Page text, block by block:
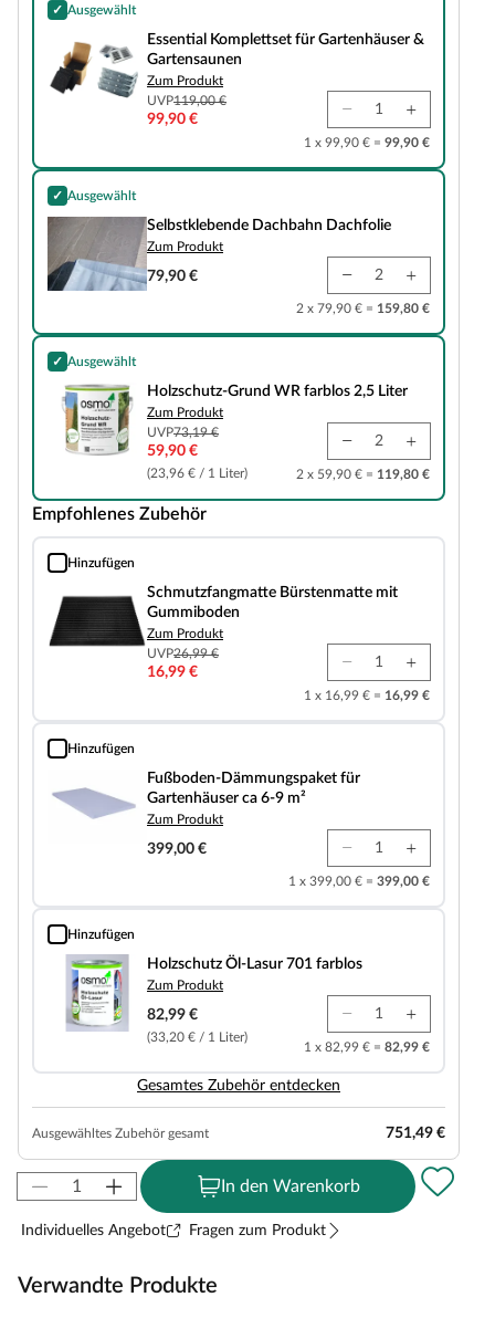
✓ Ausgewählt
Essential Komplettset für Gartenhäuser & Gartensaunen
Essential Komplettset für Gartenhäuser &
Gartensaunen
Zum Produkt
UVP119,00 €
99,90 €
1 x 99,90 € = 99,90 €
✓ Ausgewählt
Selbstklebende Dachbahn Dachfolie
Selbstklebende Dachbahn Dachfolie
Zum Produkt
79,90 €
2 x 79,90 € = 159,80 €
✓ Ausgewählt
Holzschutz-Grund WR farblos 2,5 Liter
Holzschutz-Grund WR farblos 2,5 Liter
Zum Produkt
UVP73,19 €
59,90 €
(23,96 € / 1 Liter) 2 x 59,90 € = 119,80 €
Empfohlenes Zubehör
Hinzufügen
Schmutzfangmatte Bürstenmatte mit Gummiboden
Schmutzfangmatte Bürstenmatte mit
Gummiboden
Zum Produkt
UVP26,99 €
16,99 €
1 x 16,99 € = 16,99 €
Hinzufügen
Fußboden-Dämmungspaket für Gartenhäuser ca 6-9 m²
Fußboden-Dämmungspaket für
Gartenhäuser ca 6-9 m²
Zum Produkt
399,00 €
1 x 399,00 € = 399,00 €
Hinzufügen
Holzschutz Öl-Lasur 701 farblos
Holzschutz Öl-Lasur 701 farblos
Zum Produkt
82,99 €
(33,20 € / 1 Liter)
1 x 82,99 € = 82,99 €
Gesamtes Zubehör entdecken
Ausgewähltes Zubehör gesamt 751,49 €
In den Warenkorb
Individuelles Angebot Fragen zum Produkt
Verwandte Produkte